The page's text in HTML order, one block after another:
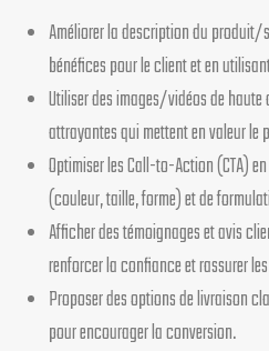
Améliorer la description du produit/
bénéfices pour le client et en
Utiliser des images/vidéos de
attrayantes qui mettent en valeur
Optimiser les Call-to-Action (CTA)
(couleur, taille, forme) et de
Afficher des témoignages et avis
renforcer la confiance et rassurer
Proposer des options de livraison
pour encourager la conversion.